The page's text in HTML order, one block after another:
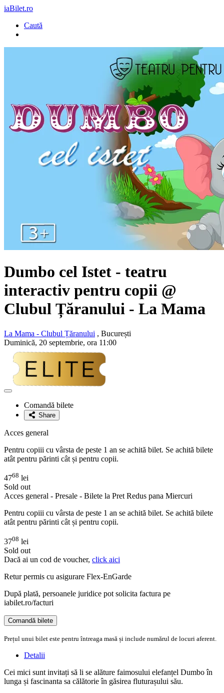
iaBilet.ro
Caută
Dumbo cel Istet - teatru
interactiv pentru copii @
Clubul Țăranului - La Mama
La Mama - Clubul Țăranului , București
Duminică, 20 septembrie, ora 11:00
Adaugă
favoriteComandă bilete
Share
Acces general
Pentru copiii cu vârsta de peste 1 an se achită bilet. Se achită bilete
atât pentru părinti cât și pentru copii.
4768 lei
Sold out
Acces general - Presale - Bilete la Pret Redus pana Miercuri
Pentru copiii cu vârsta de peste 1 an se achită bilet. Se achită bilete
atât pentru părinti cât și pentru copii.
3708 lei
Sold out
Dacă ai un cod de voucher, click aici
Retur permis cu asigurare Flex-EnGarde
După plată, persoanele juridice pot solicita factura pe
iabilet.ro/facturi
Comandă bilete
Prețul unui bilet este pentru întreaga masă și include numărul de locuri aferent.
Detalii
Cei mici sunt invitați să li se alăture faimosului elefanțel Dumbo în
lunga și fascinanta sa călătorie în găsirea fluturașului său.